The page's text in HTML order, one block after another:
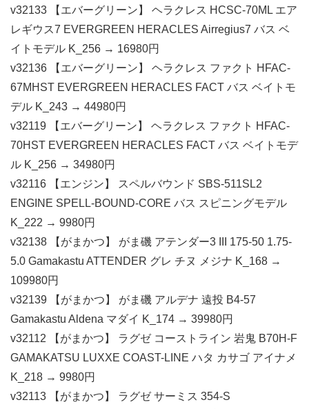
v32133 【エバーグリーン】 ヘラクレス HCSC-70ML エア
レギウス7 EVERGREEN HERACLES Airregius7 バス ベ
イトモデル K_256 → 16980円
v32136 【エバーグリーン】 ヘラクレス ファクト HFAC-
67MHST EVERGREEN HERACLES FACT バス ベイトモ
デル K_243 → 44980円
v32119 【エバーグリーン】 ヘラクレス ファクト HFAC-
70HST EVERGREEN HERACLES FACT バス ベイトモデ
ル K_256 → 34980円
v32116 【エンジン】 スペルバウンド SBS-511SL2
ENGINE SPELL-BOUND-CORE バス スピニングモデル
K_222 → 9980円
v32138 【がまかつ】 がま磯 アテンダー3 III 175-50 1.75-
5.0 Gamakastu ATTENDER グレ チヌ メジナ K_168 →
109980円
v32139 【がまかつ】 がま磯 アルデナ 遠投 B4-57
Gamakastu Aldena マダイ K_174 → 39980円
v32112 【がまかつ】 ラグゼ コーストライン 岩鬼 B70H-F
GAMAKATSU LUXXE COAST-LINE ハタ カサゴ アイナメ
K_218 → 9980円
v32113 【がまかつ】 ラグゼ サーミス 354-S